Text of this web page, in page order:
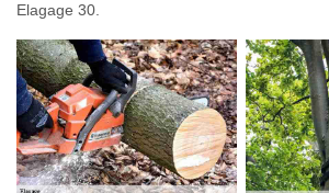
Elagage 30.